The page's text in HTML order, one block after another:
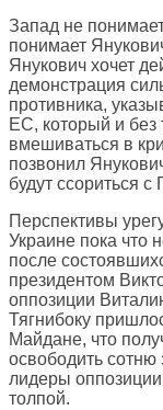
Запад не
понимает
Янукович хочет
демонстрация
противника,
ЕС, который и без
вмешиваться в
позвонил
будут ссориться
Перспективы
Украине пока что
после
президентом
оппозиции
Тягнибоку
Майдане, что
освободить
лидеры
толпой.